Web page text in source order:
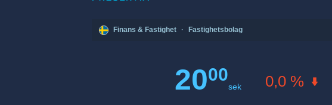
Finans & Fastighet · Fastighetsbolag
2000
sek 0,0 %